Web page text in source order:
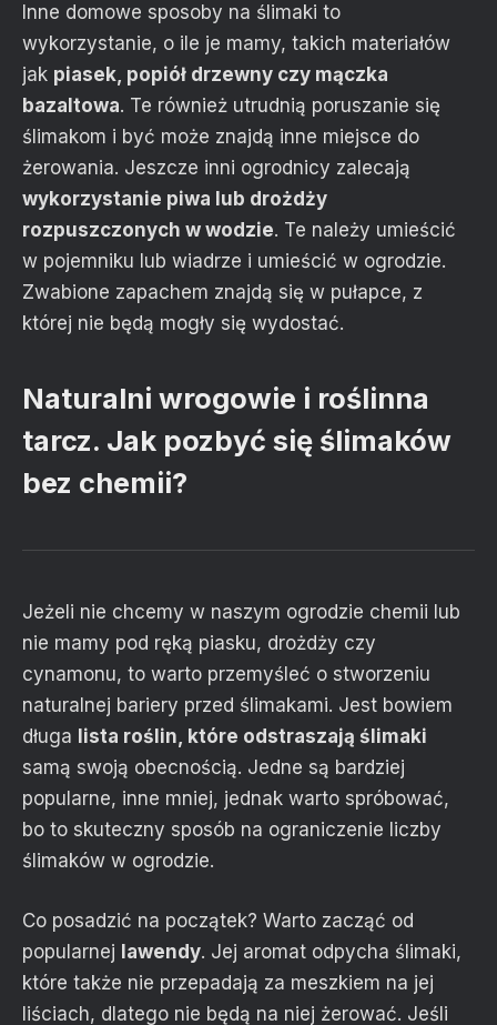
Inne domowe sposoby na ślimaki to
wykorzystanie, o ile je mamy, takich materiałów
jak piasek, popiół drzewny czy mączka
bazaltowa. Te również utrudnią poruszanie się
ślimakom i być może znajdą inne miejsce do
żerowania. Jeszcze inni ogrodnicy zalecają
wykorzystanie piwa lub drożdży
rozpuszczonych w wodzie. Te należy umieścić
w pojemniku lub wiadrze i umieścić w ogrodzie.
Zwabione zapachem znajdą się w pułapce, z
której nie będą mogły się wydostać.
Naturalni wrogowie i roślinna
tarcz. Jak pozbyć się ślimaków
bez chemii?
Jeżeli nie chcemy w naszym ogrodzie chemii lub
nie mamy pod ręką piasku, drożdży czy
cynamonu, to warto przemyśleć o stworzeniu
naturalnej bariery przed ślimakami. Jest bowiem
długa lista roślin, które odstraszają ślimaki
samą swoją obecnością. Jedne są bardziej
popularne, inne mniej, jednak warto spróbować,
bo to skuteczny sposób na ograniczenie liczby
ślimaków w ogrodzie.
Co posadzić na początek? Warto zacząć od
popularnej lawendy. Jej aromat odpycha ślimaki,
które także nie przepadają za meszkiem na jej
liściach, dlatego nie będą na niej żerować. Jeśli